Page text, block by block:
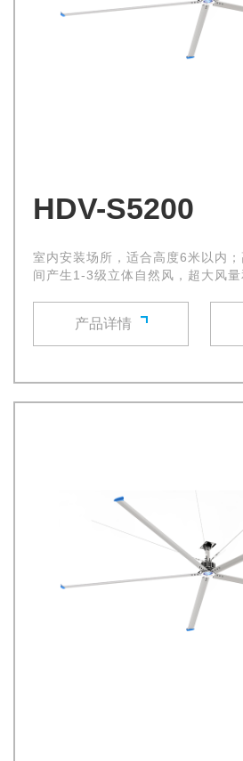
HDV-S5200
室内安装场所，适合高度6米以内
间产生1-3级立体自然风，超大风量
产品详情